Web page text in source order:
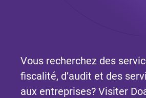
Vous recherchez des
fiscalité, d’audit et des
aux entreprises? Visiter